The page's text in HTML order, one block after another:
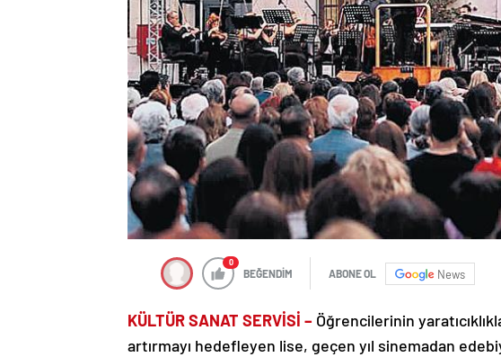
0
BEĞENDİM ABONE OL News
KÜLTÜR SANAT SERVİSİ – Öğrencilerinin
artırmayı hedefleyen lise, geçen yıl sinemadan